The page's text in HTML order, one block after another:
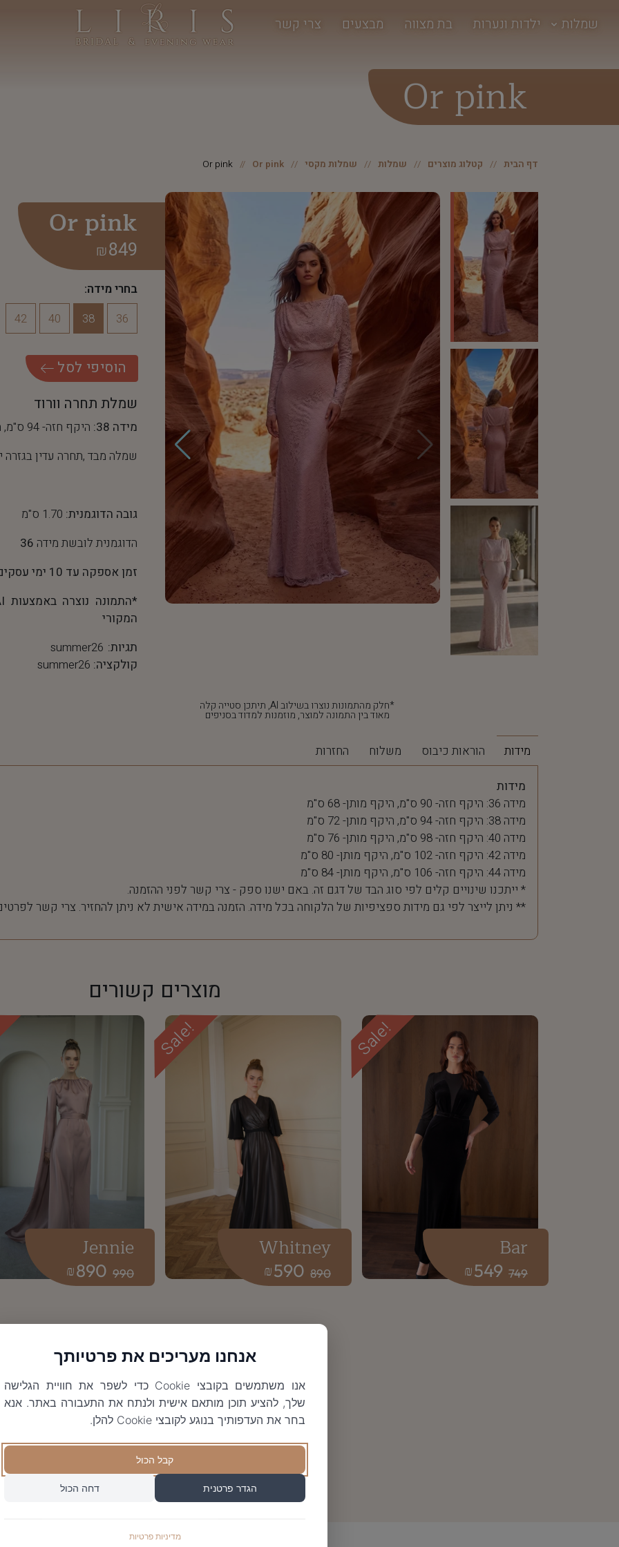
שמלות ילדות ונערות בת מצווה מבצעים צרי קשר
Or pink
דף הבית קטלוג מוצרים שמלות שמלות מקסי Or pink
Or pink
*חלק מהתמונות נוצרו בשילוב AI, תיתכן סטייה קלה
מאוד בין התמונה למוצר, מוזמנות למדוד בסניפים
Or pink
849
₪
בחרי מידה:
36
38
40
42
הוסיפי לסל
שמלת תחרה וורוד
מידה 38:
היקף חזה- 94 ס"מ, היקף מותן- 72 ס"מ
שמלה מבד ,תחרה עדין
גובה הדוגמנית: 1.70 ס"מ
הדוגמנית לובשת מידה 36
זמן אספקה עד 10 ימי עסקים
המקורי
תגיות: summer26
קולקציה: summer26
מידות הוראות כיבוס משלוח החזרות
מידות
מידה 36: היקף חזה- 90 ס"מ, היקף מותן- 68 ס"מ
מידה 38: היקף חזה- 94 ס"מ, היקף מותן- 72 ס"מ
מידה 40: היקף חזה- 98 ס"מ, היקף מותן- 76 ס"מ
מידה 42: היקף חזה- 102 ס"מ, היקף מותן- 80 ס"מ
מידה 44: היקף חזה- 106 ס"מ, היקף מותן- 84 ס"מ
* ייתכנו שינויים קלים לפי סוג הבד של דגם זה. באם ישנו ספק - צרי קשר לפני ההזמנה.
** ניתן לייצר לפי גם מידות ספציפיות של הלקוחה בכל מידה. הזמנה במידה אישית לא ניתן להחזיר. צרי קשר
מוצרים קשורים
Sale!
749
549
₪
Bar
Sale!
890
590
₪
Whitney
990
890
₪
Jennie
אנחנו מעריכים את פרטיותך
אנו משתמשים בקובצי Cookie כדי לשפר את חוויית הגלישה
שלך, להציע תוכן מותאם אישית ולנתח את התעבורה באתר. אנא
בחר את העדפותיך בנוגע לקובצי Cookie להלן.
קבל הכול
הגדר פרטנית דחה הכול
מדיניות פרטיות